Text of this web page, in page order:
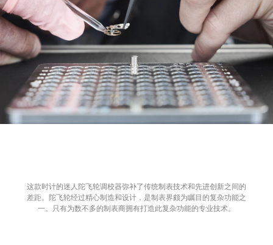
这款时计的迷人陀飞轮调校器弥补了传统制表技术和先进创新之间的
差距。陀飞轮经过精心制造和设计，是制表界颇为瞩目的复杂功能之
一。只有为数不多的制表商拥有打造此复杂功能的专业技术。